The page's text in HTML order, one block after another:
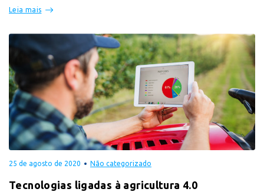
Leia mais
25 de agosto de 2020 Não categorizado
Tecnologias ligadas à agricultura 4.0